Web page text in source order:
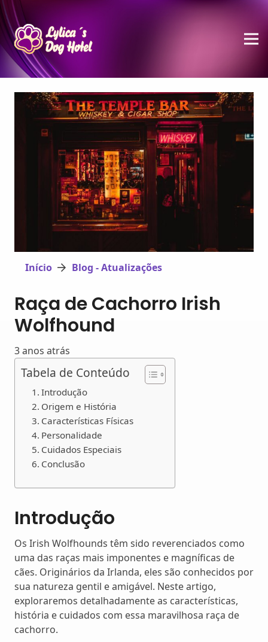
Início Blog - Atualizações
Raça de Cachorro Irish
Wolfhound
3 anos atrás
Tabela de Conteúdo
Introdução
Origem e História
Características Físicas
Personalidade
Cuidados Especiais
Conclusão
Introdução
Os Irish Wolfhounds têm sido reverenciados como
uma das raças mais imponentes e magníficas de
cães. Originários da Irlanda, eles são conhecidos por
sua natureza gentil e amigável. Neste artigo,
exploraremos detalhadamente as características,
história e cuidados com essa maravilhosa raça de
cachorro.